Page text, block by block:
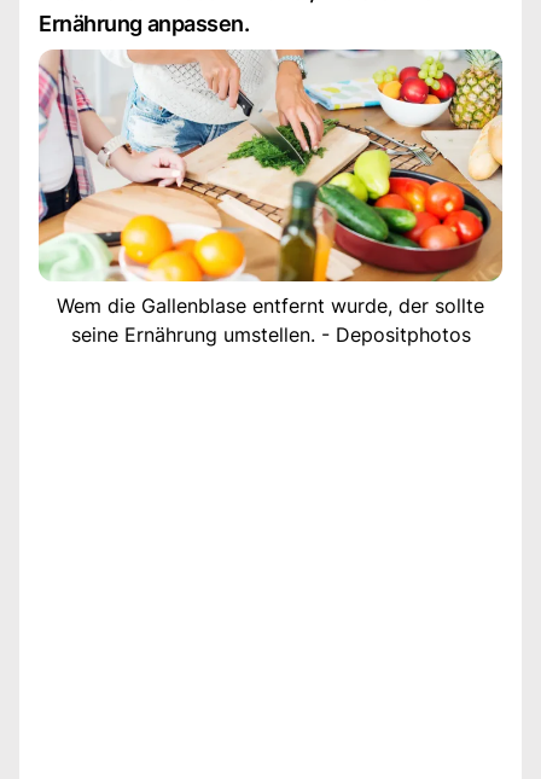
Ernährung anpassen.
Wem die Gallenblase entfernt wurde, der sollte
seine Ernährung umstellen. - Depositphotos